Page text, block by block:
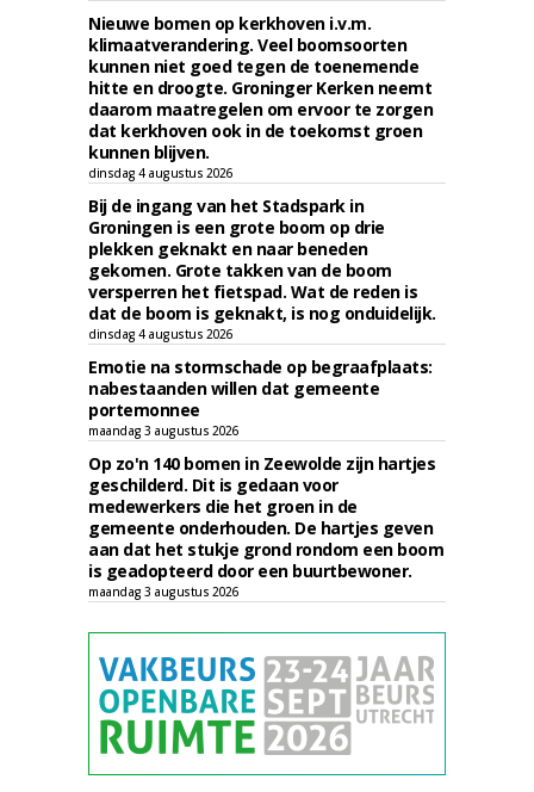
Nieuwe bomen op kerkhoven i.v.m.
klimaatverandering. Veel boomsoorten
kunnen niet goed tegen de toenemende
hitte en droogte. Groninger Kerken neemt
daarom maatregelen om ervoor te zorgen
dat kerkhoven ook in de toekomst groen
kunnen blijven.
dinsdag 4 augustus 2026
Bij de ingang van het Stadspark in
Groningen is een grote boom op drie
plekken geknakt en naar beneden
gekomen. Grote takken van de boom
versperren het fietspad. Wat de reden is
dat de boom is geknakt, is nog onduidelijk.
dinsdag 4 augustus 2026
Emotie na stormschade op begraafplaats:
nabestaanden willen dat gemeente
portemonnee
maandag 3 augustus 2026
Op zo'n 140 bomen in Zeewolde zijn hartjes
geschilderd. Dit is gedaan voor
medewerkers die het groen in de
gemeente onderhouden. De hartjes geven
aan dat het stukje grond rondom een boom
is geadopteerd door een buurtbewoner.
maandag 3 augustus 2026